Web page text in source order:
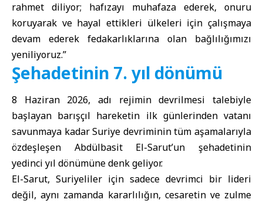
rahmet diliyor; hafızayı muhafaza ederek, onuru
koruyarak ve hayal ettikleri ülkeleri için çalışmaya
devam ederek fedakarlıklarına olan bağlılığımızı
yeniliyoruz.”
Şehadetinin 7. yıl dönümü
8 Haziran 2026, adı rejimin devrilmesi talebiyle
başlayan barışçıl hareketin ilk günlerinden vatanı
savunmaya kadar Suriye devriminin tüm aşamalarıyla
özdeşleşen Abdülbasit El-Sarut’un şehadetinin
yedinci yıl dönümüne denk geliyor.
El-Sarut, Suriyeliler için sadece devrimci bir lideri
değil, aynı zamanda kararlılığın, cesaretin ve zulme